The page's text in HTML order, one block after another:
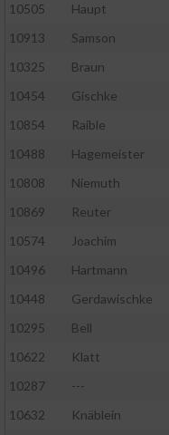
10505
Haupt
10913
Samson
10325
Braun
10454
Gischke
10854
Raible
10488
Hagemeister
10808
Niemuth
10869
Reuter
10574
Joachim
10496
Hartmann
10448
Gerdawischke
10295
Bell
10622
Klatt
10287
---
10632
Knäblein